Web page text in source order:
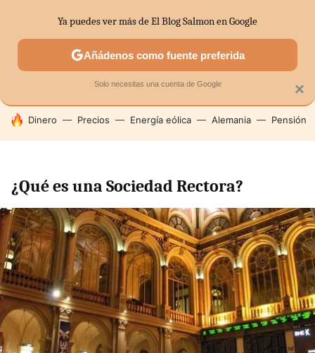
SECTORES ECONOMÍA DOMÉSTICA MERCADOS
HOY SE HABLA DE
Dinero Precios Energía eólica Alemania Pensión
¿Qué es una Sociedad Rectora?
×
Ya puedes ver más de El Blog Salmon en Google
Añádenos como fuente preferida
Solo necesitas una cuenta de Google